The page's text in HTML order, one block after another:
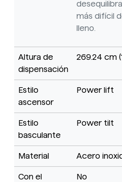
más difícil
lleno.
Altura de
dispensación
269.24 cm
Estilo
ascensor
Power lift
Estilo
basculante
Power tilt
Material Acero
Con el
No